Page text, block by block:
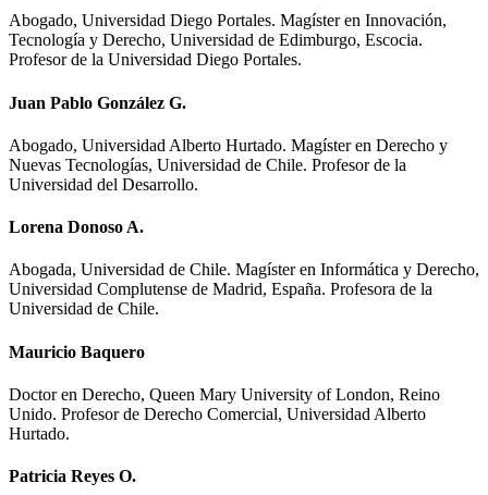
Abogado, Universidad Diego Portales. Magíster en Innovación,
Tecnología y Derecho, Universidad de Edimburgo, Escocia.
Profesor de la Universidad Diego Portales.
Juan Pablo González G.
Abogado, Universidad Alberto Hurtado. Magíster en Derecho y
Nuevas Tecnologías, Universidad de Chile. Profesor de la
Universidad del Desarrollo.
Lorena Donoso A.
Abogada, Universidad de Chile. Magíster en Informática y Derecho,
Universidad Complutense de Madrid, España. Profesora de la
Universidad de Chile.
Mauricio Baquero
Doctor en Derecho, Queen Mary University of London, Reino
Unido. Profesor de Derecho Comercial, Universidad Alberto
Hurtado.
Patricia Reyes O.